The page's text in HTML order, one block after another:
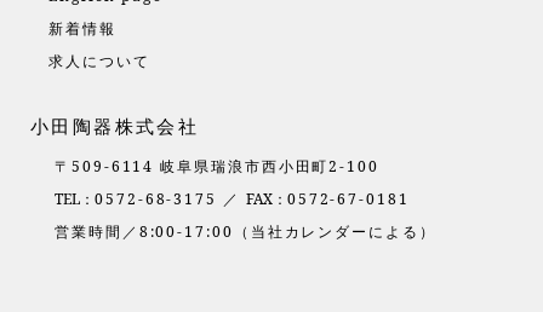
新着情報
求人について
小田陶器株式会社
〒509-6114 岐阜県瑞浪市西小田町2-100
TEL： 0572-68-3175 ／ FAX： 0572-67-0181
営業時間／8:00-17:00（当社カレンダーによる）